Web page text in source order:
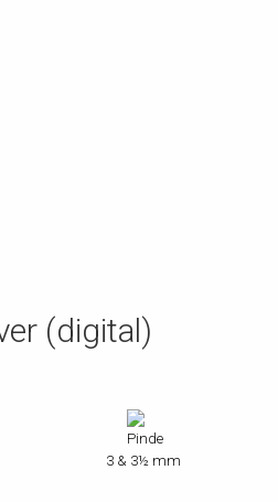
(digital)
3 & 3½ mm